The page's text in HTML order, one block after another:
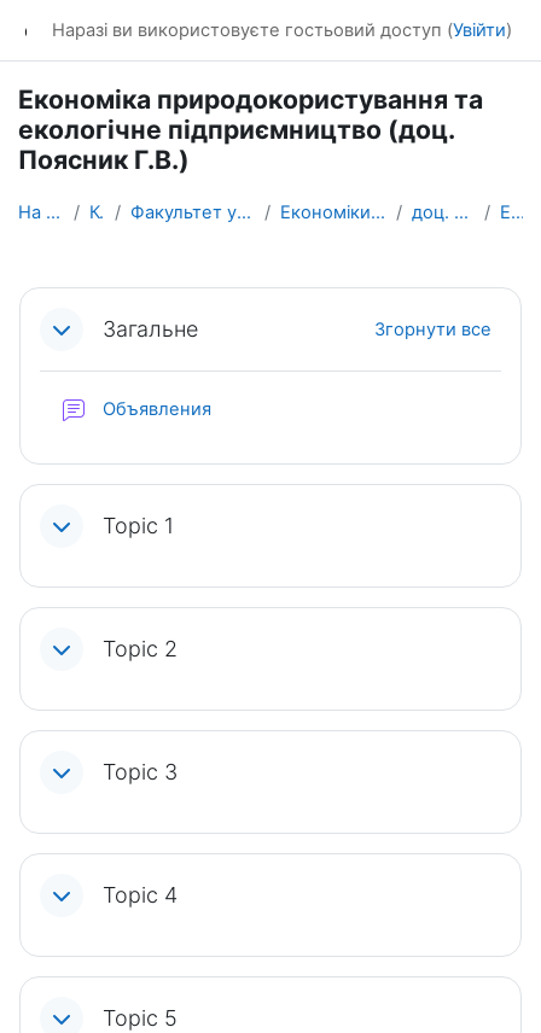
Наразі ви використовуєте гостьовий доступ (Увійти)
Економіка природокористування та
екологічне підприємництво (доц.
Поясник Г.В.)
На головну Курси Факультет управління та бізнесу Економіки i підприємництва доц. Поясник Г.В. ЕПтаЕП
Схема розділу
Загальне Згорнути все
Объявления
Topic 1
Topic 2
Topic 3
Topic 4
Topic 5